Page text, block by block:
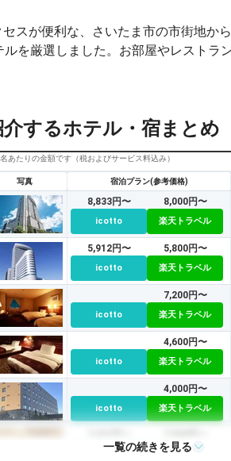
スが便利な、さいたま市の市街地か
を厳選しました。お部屋やレストラ
するホテル・宿まとめ
あたりの金額です（税およびサービス料込み）
写真 宿泊プラン(参考価格)
8,833円〜
icotto
8,000円〜
楽天トラベル
5,912円〜
icotto
5,800円〜
楽天トラベル
icotto
7,200円〜
楽天トラベル
icotto
4,600円〜
楽天トラベル
icotto
4,000円〜
楽天トラベル
icotto 楽天トラベル
一覧の続きを見る